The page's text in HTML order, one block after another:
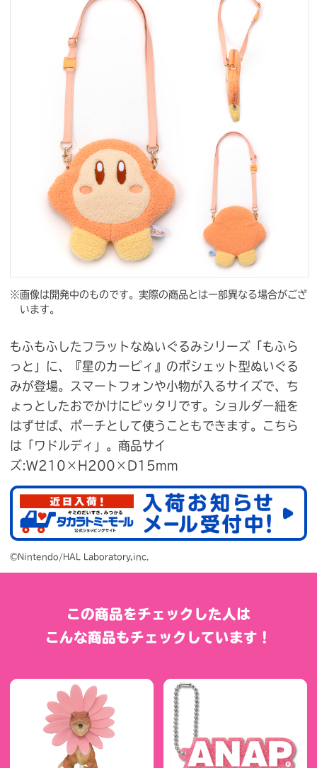
ビジネスのお客様
閉じる
※画像は開発中のものです。実際の商品とは一部異なる場合がござ
います。
もふもふしたフラットなぬいぐるみシリーズ「もふら
っと」に、『星のカービィ』のポシェット型ぬいぐる
みが登場。スマートフォンや小物が入るサイズで、ち
ょっとしたおでかけにピッタリです。ショルダー紐を
はずせば、ポーチとして使うこともできます。こちら
は「ワドルディ」。商品サイ
ズ:W210×H200×D15mm
©Nintendo/HAL Laboratory,inc.
この商品をチェックした人は
こんな商品もチェックしています！